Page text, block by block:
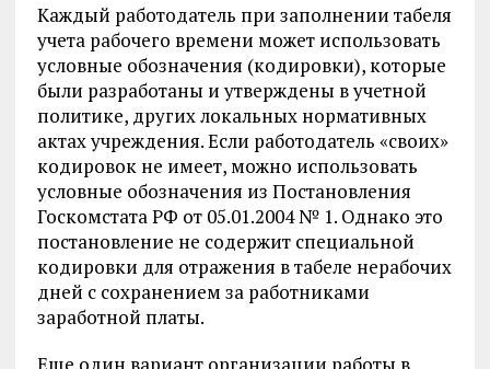
Каждый работодатель при заполнении табеля
учета рабочего времени может использовать
условные обозначения (кодировки), которые
были разработаны и утверждены в учетной
политике, других локальных нормативных
актах учреждения. Если работодатель «своих»
кодировок не имеет, можно использовать
условные обозначения из Постановления
Госкомстата РФ от 05.01.2004 № 1. Однако это
постановление не содержит специальной
кодировки для отражения в табеле нерабочих
дней с сохранением за работниками
заработной платы.